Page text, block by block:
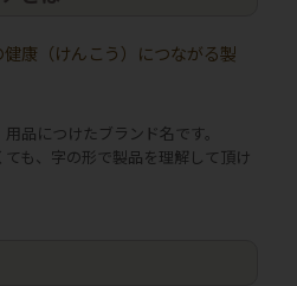
康（けんこう）につながる製
品につけたブランド名です。
ても、字の形で製品を理解して頂け